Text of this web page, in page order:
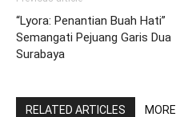
“Lyora: Penantian Buah Hati”
Semangati Pejuang Garis Dua
Surabaya
RELATED ARTICLES